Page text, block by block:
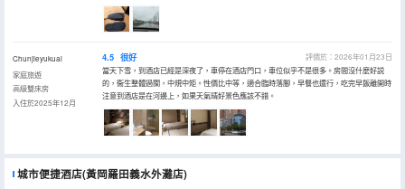
Chunjieyukuai
家庭旅遊
高級雙床房
入住於2025年12月
4.5 很好
評價於：2026年01月23日
當天下雪，到酒店已經是深夜了，車停在酒店門口，車位似乎不是很多。房間沒什麼好説
的，衞生整體過關，中規中矩。性價比中等，適合臨時落腳，早餐也還行，吃完早飯離開時
注意到酒店是在河邊上，如果天氣晴好景色應該不錯。
城市便捷酒店(黃岡羅田義水外灘店)